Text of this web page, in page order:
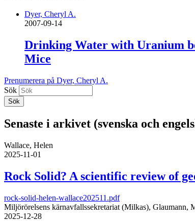
Dyer, Cheryl A.
2007-09-14
Drinking Water with Uranium
Mice
Prenumerera på Dyer, Cheryl A.
Sök
Senaste i arkivet (svenska och
Wallace, Helen
2025-11-01
Rock Solid? A scientific review of
rock-solid-helen-wallace202511.pdf
Miljörörelsens kärnavfallssekretariat (Milkas), Glaumann,
2025-12-28